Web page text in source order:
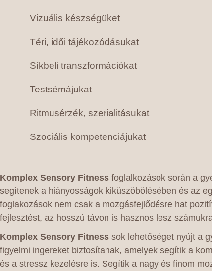
Vizuális készségüket
Téri, idői tájékozódásukat
Síkbeli transzformációkat
Testsémájukat
Ritmusérzék, szerialitásukat
Szociális kompetenciájukat
Komplex Sensory Fitness foglalkozások során a
segítenek a hiányosságok kiküszöbölésében és az
foglakozások nem csak a mozgásfejlődésre hat
fejlesztést, az hosszú távon is hasznos lesz
Komplex Sensory Fitness sok lehetőséget nyújt a
figyelmi ingereket biztosítanak, amelyek segítik a
és a stressz kezelésre is. Segítik a nagy és finom